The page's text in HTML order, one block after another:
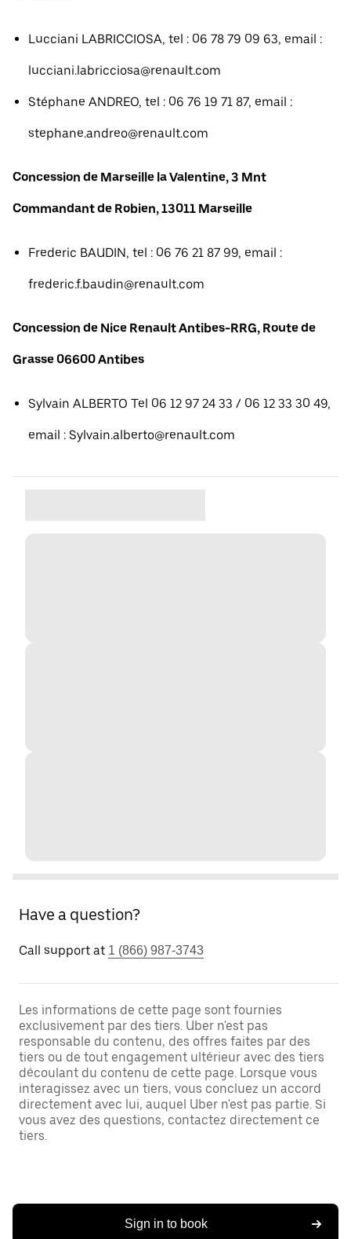
Lucciani LABRICCIOSA, tel : 06 78 79 09 63, email :
lucciani.labricciosa@renault.com
Stéphane ANDREO, tel : 06 76 19 71 87, email :
stephane.andreo@renault.com
Concession de Marseille la Valentine, 3 Mnt
Commandant de Robien, 13011 Marseille
Frederic BAUDIN, tel : 06 76 21 87 99, email :
frederic.f.baudin@renault.com
Concession de Nice Renault Antibes-RRG, Route de
Grasse 06600 Antibes
Sylvain ALBERTO Tel 06 12 97 24 33 / 06 12 33 30 49,
email : Sylvain.alberto@renault.com
Have a question?
Call support at 1 (866) 987-3743
Les informations de cette page sont fournies
exclusivement par des tiers. Uber n'est pas
responsable du contenu, des offres faites par des
tiers ou de tout engagement ultérieur avec des tiers
découlant du contenu de cette page. Lorsque vous
interagissez avec un tiers, vous concluez un accord
directement avec lui, auquel Uber n'est pas partie. Si
vous avez des questions, contactez directement ce
tiers.
Sign in to book